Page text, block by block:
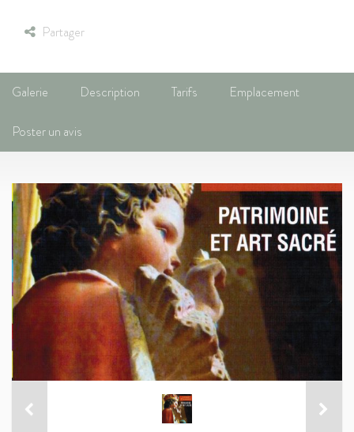
Partager
Galerie Description Tarifs Emplacement
Poster un avis